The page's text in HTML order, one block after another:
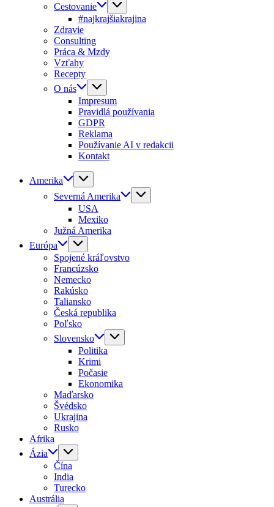
Cestovanie
#najkrajšiakrajina
Zdravie
Consulting
Práca & Mzdy
Vzťahy
Recepty
O nás
Impresum
Pravidlá používania
GDPR
Reklama
Používanie AI v redakcii
Kontakt
Amerika
Severná Amerika
USA
Mexiko
Južná Amerika
Európa
Spojené kráľovstvo
Francúzsko
Nemecko
Rakúsko
Taliansko
Česká republika
Poľsko
Slovensko
Politika
Krimi
Počasie
Ekonomika
Maďarsko
Švédsko
Ukrajina
Rusko
Afrika
Ázia
Čína
India
Turecko
Austrália